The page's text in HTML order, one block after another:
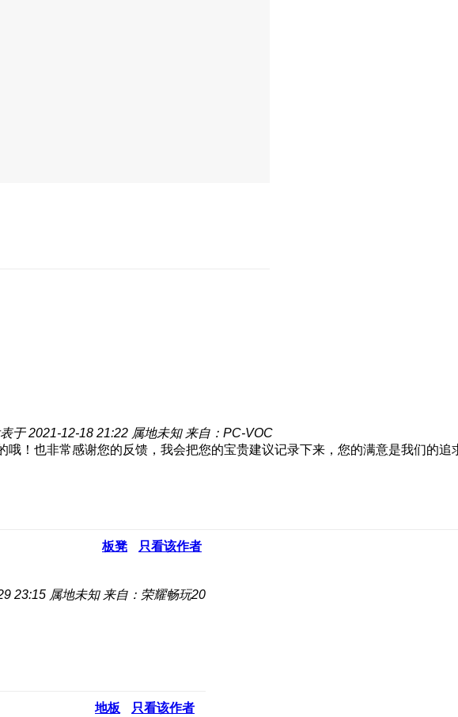
于 2021-12-18 21:22 属地未知 来自：PC-VOC
哦！也非常感谢您的反馈，我会把您的宝贵建议记录下来，您的满意是我们的追
板凳 只看该作者
23:15 属地未知 来自：荣耀畅玩20
地板 只看该作者